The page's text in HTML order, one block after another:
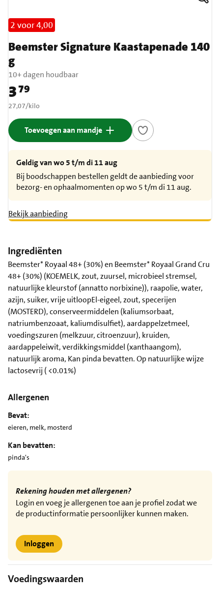
Beemster Signature Kaastapenade 140
g
10+ dagen houdbaar
Prijs: € 3,79
379
€ 27,07 per kilo
27,07/kilo
Toevoegen aan mandje
2 voor 4,00
Geldig van wo 5 t/m di 11 aug
Bij boodschappen bestellen geldt de aanbieding voor
bezorg- en ophaalmomenten op wo 5 t/m di 11 aug.
Bekijk aanbieding
Ingrediënten
Beemster* Royaal 48+ (30%) en Beemster* Royaal Grand Cru
48+ (30%) (KOEMELK, zout, zuursel, microbieel stremsel,
natuurlijke kleurstof (annatto norbixine)), raapolie, water,
azijn, suiker, vrije uitloopEl-eigeel, zout, specerijen
(MOSTERD), conserveermiddelen (kaliumsorbaat,
natriumbenzoaat, kaliumdisulfiet), aardappelzetmeel,
voedingszuren (melkzuur, citroenzuur), kruiden,
aardappeleiwit, verdikkingsmiddel (xanthaangom),
natuurlijk aroma, Kan pinda bevatten. Op natuurlijke wijze
lactosevrij ( <0.01%)
Allergenen
Bevat:
eieren, melk, mosterd
Kan bevatten:
pinda's
Rekening houden met allergenen?
Login en voeg je allergenen toe aan je profiel zodat we
de productinformatie persoonlijker kunnen maken.
Inloggen
Voedingswaarden